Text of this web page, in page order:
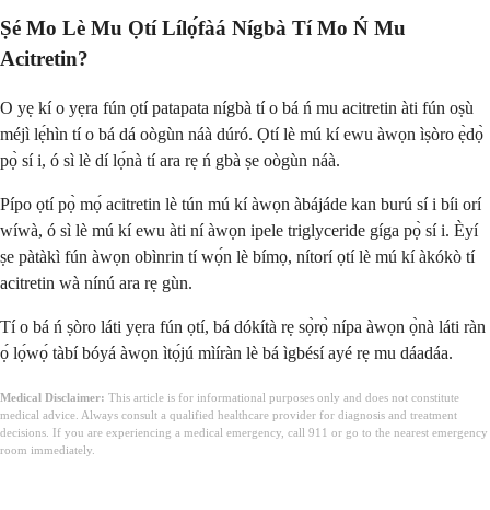
Ṣé Mo Lè Mu Ọtí Lílọ́fàá Nígbà Tí Mo Ń Mu
Acitretin?
O yẹ kí o yẹra fún ọtí patapata nígbà tí o bá ń mu acitretin àti fún oṣù
méjì lẹ́hìn tí o bá dá oògùn náà dúró. Ọtí lè mú kí ewu àwọn ìṣòro ẹ̀dọ̀
pọ̀ sí i, ó sì lè dí lọ́nà tí ara rẹ ń gbà ṣe oògùn náà.
Pípo ọtí pọ̀ mọ́ acitretin lè tún mú kí àwọn àbájáde kan burú sí i bíi orí
wíwà, ó sì lè mú kí ewu àti ní àwọn ipele triglyceride gíga pọ̀ sí i. Èyí
ṣe pàtàkì fún àwọn obìnrin tí wọ́n lè bímọ, nítorí ọtí lè mú kí àkókò tí
acitretin wà nínú ara rẹ gùn.
Tí o bá ń ṣòro láti yẹra fún ọtí, bá dókítà rẹ sọ̀rọ̀ nípa àwọn ọ̀nà láti ràn
ọ́ lọ́wọ́ tàbí bóyá àwọn ìtọ́jú mìíràn lè bá ìgbésí ayé rẹ mu dáadáa.
Medical Disclaimer: This article is for informational purposes only and does not constitute
medical advice. Always consult a qualified healthcare provider for diagnosis and treatment
decisions. If you are experiencing a medical emergency, call 911 or go to the nearest emergency
room immediately.